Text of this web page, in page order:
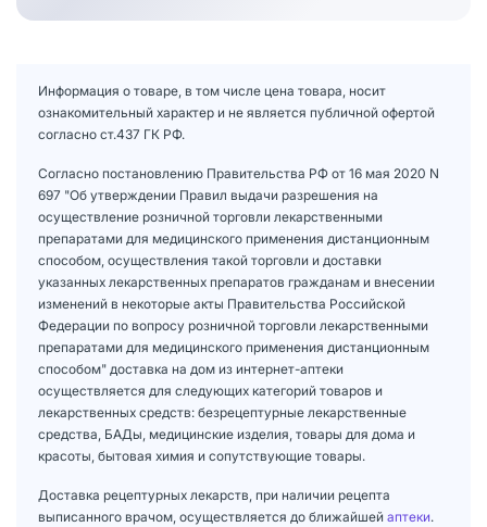
Информация о товаре, в том числе цена товара, носит
ознакомительный характер и не является публичной офертой
согласно ст.437 ГК РФ.
Согласно постановлению Правительства РФ от 16 мая 2020 N
697 "Об утверждении Правил выдачи разрешения на
осуществление розничной торговли лекарственными
препаратами для медицинского применения дистанционным
способом, осуществления такой торговли и доставки
указанных лекарственных препаратов гражданам и внесении
изменений в некоторые акты Правительства Российской
Федерации по вопросу розничной торговли лекарственными
препаратами для медицинского применения дистанционным
способом" доставка на дом из интернет-аптеки
осуществляется для следующих категорий товаров и
лекарственных средств: безрецептурные лекарственные
средства, БАДы, медицинские изделия, товары для дома и
красоты, бытовая химия и сопутствующие товары.
Доставка рецептурных лекарств, при наличии рецепта
выписанного врачом, осуществляется до ближайшей аптеки.